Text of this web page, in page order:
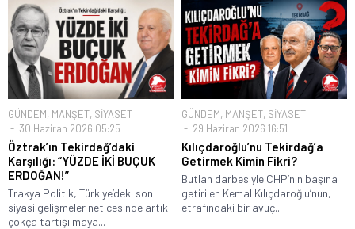
GÜNDEM, MANŞET, SİYASET
30 Haziran 2026 05:25
Öztrak’ın Tekirdağ’daki
Karşılığı: “YÜZDE İKİ BUÇUK
ERDOĞAN!”
Trakya Politik, Türkiye’deki son
siyasi gelişmeler neticesinde artık
çokça tartışılmaya...
GÜNDEM, MANŞET, SİYASET
29 Haziran 2026 16:51
Kılıçdaroğlu’nu Tekirdağ’a
Getirmek Kimin Fikri?
Butlan darbesiyle CHP’nin başına
getirilen Kemal Kılıçdaroğlu’nun,
etrafındaki bir avuç...